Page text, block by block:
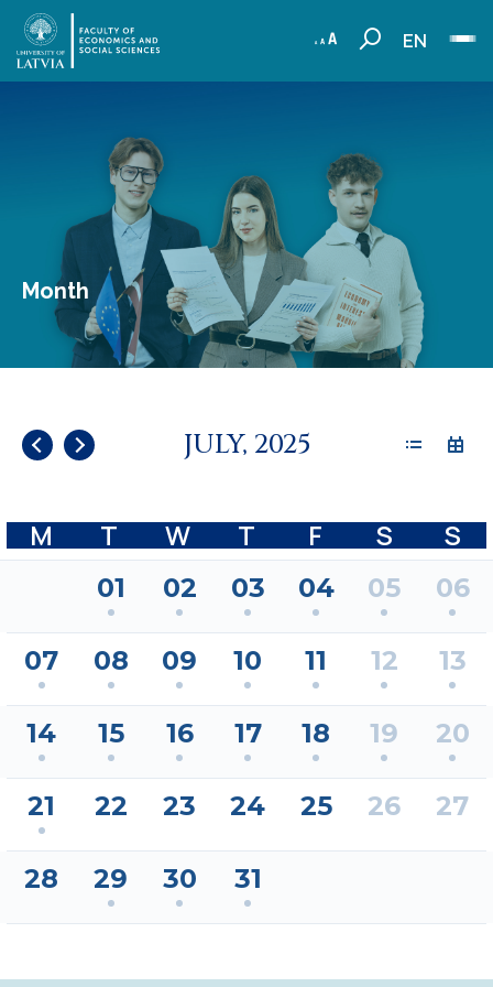
EN
Month
JULY, 2025
M T W T F S S
01 02 03 04 05 06
07 08 09 10 11 12 13
14 15 16 17 18 19 20
21 22 23 24 25 26 27
28 29 30 31